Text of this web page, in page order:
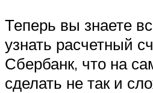
Теперь вы знаете
узнать расчетный
Сбербанк, что на
сделать не так и